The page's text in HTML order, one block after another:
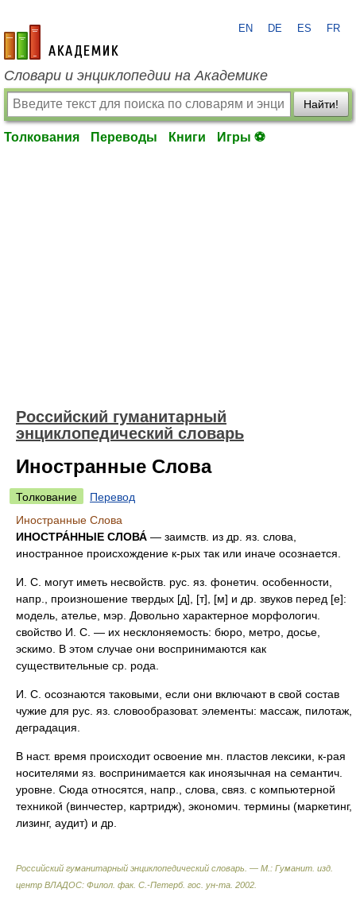
academic.ru
EN DE ES FR
Словари и энциклопедии на Академике
Найти!
Толкования Переводы Книги Игры ⚽
Российский гуманитарный
энциклопедический словарь
Иностранные Слова
Толкование
Перевод
Иностранные Слова
ИНОСТРА́ННЫЕ СЛОВА́ — заимств. из др. яз. слова,
иностранное происхождение к-рых так или иначе осознается.
И. С. могут иметь несвойств. рус. яз. фонетич. особенности,
напр., произношение твердых [д], [т], [м] и др. звуков перед [е]:
модель, ателье, мэр. Довольно характерное морфологич.
свойство И. С. — их несклоняемость: бюро, метро, досье,
эскимо. В этом случае они воспринимаются как
существительные ср. рода.
И. С. осознаются таковыми, если они включают в свой состав
чужие для рус. яз. словообразоват. элементы: массаж, пилотаж,
деградация.
В наст. время происходит освоение мн. пластов лексики, к-рая
носителями яз. воспринимается как иноязычная на семантич.
уровне. Сюда относятся, напр., слова, связ. с компьютерной
техникой (винчестер, картридж), экономич. термины (маркетинг,
лизинг, аудит) и др.
Российский гуманитарный энциклопедический словарь. — М.: Гуманит. изд.
центр ВЛАДОС: Филол. фак. С.-Петерб. гос. ун-та 2002